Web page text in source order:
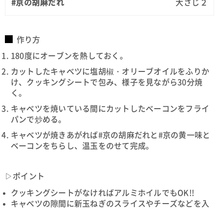
#京の胡麻だれ 大さじ２
作り方
180度にオーブンを熱しておく。
カットしたキャベツに塩胡椒・オリーブオイルをふりか
け、クッキングシートで包み、様子を見ながら30分焼
く。
キャベツを焼いている間にカットしたベーコンをフライ
パンで炒める。
キャベツが焼きあがれば#京の胡麻だれと#京の黄一味と
ベーコンをちらし、温玉をのせて完成。
▷ポイント
クッキングシートがなければアルミホイルでもOK!!
キャベツの隙間に新玉ねぎのスライスやチーズなどを入